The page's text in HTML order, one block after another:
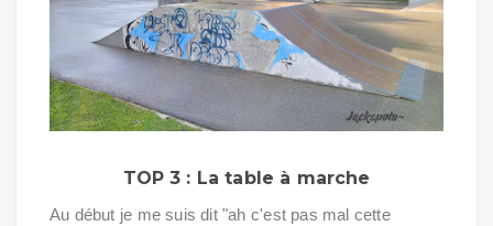
TOP 3 : La table à marche
Au début je me suis dit "ah c'est pas mal cette